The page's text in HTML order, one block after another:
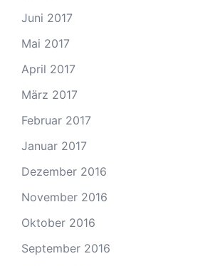
Juni 2017
Mai 2017
April 2017
März 2017
Februar 2017
Januar 2017
Dezember 2016
November 2016
Oktober 2016
September 2016